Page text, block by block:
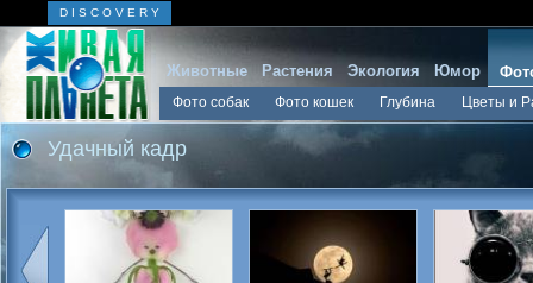
D I S C O V E R Y
Животные Растения Экология Юмор
Фото собак Фото кошек Глубина Цветы и
Удачный кадр